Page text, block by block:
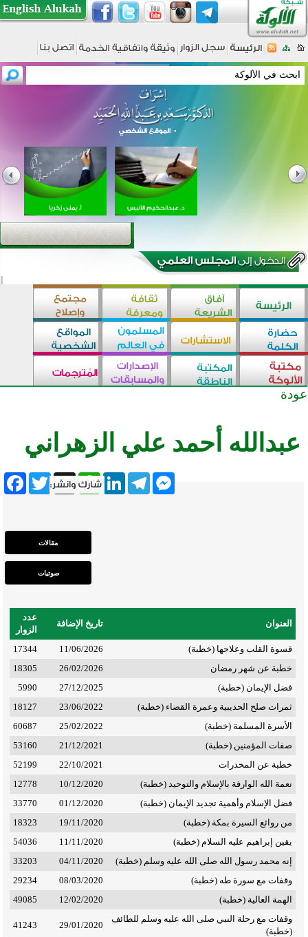
عودة
عبدالله أحمد علي الزهراني
Twitter X
WhatsAppLinkedInTelegram
Messenger
العنوان تاريخ الإضافة
عدد
الزوار
قسوة القلب وعلاجها (خطبة)
11/06/2026
17344
خطبة عن شهر رمضان
26/02/2026
18305
فضل الإيمان (خطبة)
27/12/2025
5990
ثمرات صلح الحديبية وعمرة القضاء (خطبة)
23/06/2022
18127
الأسرة المسلمة (خطبة)
25/02/2022
60687
صفات المؤمنين (خطبة)
21/12/2021
53160
خطبة عن المخدرات
22/10/2021
52199
نعمة الله الوارفة بالإسلام والتوحيد (خطبة)
10/12/2020
12778
فضل الإسلام وأهمية تجديد الإيمان (خطبة)
01/12/2020
33770
من روائع السيرة بمكة (خطبة)
19/11/2020
18323
يقين إبراهيم عليه السلام (خطبة)
11/11/2020
54036
إنه محمد رسول الله صلى الله عليه وسلم (خطبة)
04/11/2020
33203
وقفات مع سورة طه (خطبة)
08/03/2020
29234
الهمة العالية (خطبة)
12/02/2020
49085
وقفات مع رحلة النبي صلى الله عليه وسلم للطائف
(خطبة)
29/01/2020
41243